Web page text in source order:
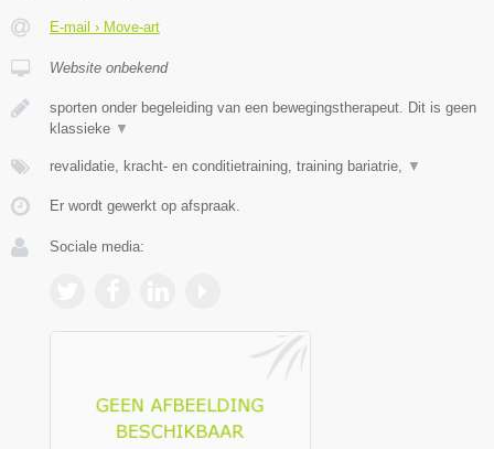
E-mail › Move-art
Website onbekend
sporten onder begeleiding van een bewegingstherapeut. Dit is geen
klassieke ▼
revalidatie, kracht- en conditietraining, training bariatrie, ▼
Er wordt gewerkt op afspraak.
Sociale media: